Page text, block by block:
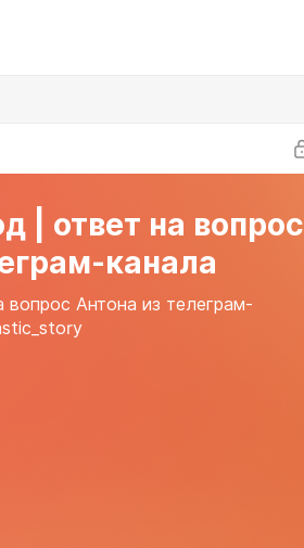
| ответ на вопрос
канала
Антона из телеграм-